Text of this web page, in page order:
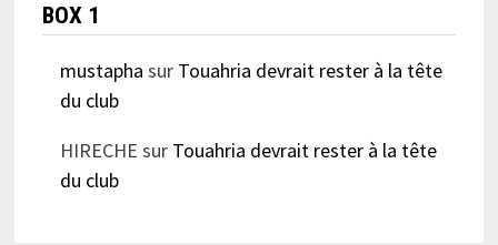
BOX 1
mustapha sur Touahria devrait rester à la tête
du club
HIRECHE sur Touahria devrait rester à la tête
du club